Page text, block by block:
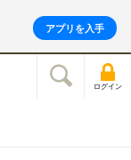
アプリを入手
ログイン